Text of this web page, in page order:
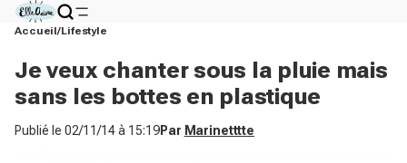
Accueil Lifestyle
Je veux chanter sous la pluie mais
sans les bottes en plastique
Publié le 02/11/14 à 15:19Par Marinetttte